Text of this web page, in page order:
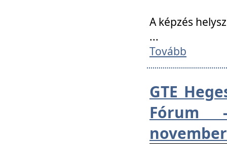
A képzés
...
Tovább
GTE
Fórum